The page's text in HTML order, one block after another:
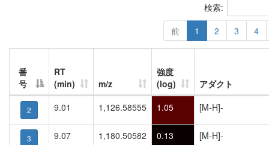
検索:
前
1 2 3 4
番
号
RT
(min)
m/z
強度
(log)
アダクト
2 9.01 1,126.58555 1.05 [M-H]-
3 9.07 1,180.50582 0.13 [M-H]-